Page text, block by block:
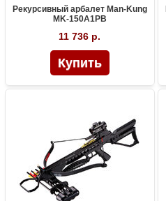
Рекурсивный арбалет Man-Kung
MK-150A1PB
11 736 р.